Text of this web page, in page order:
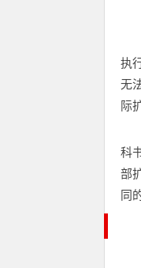
执
无
际
科
部
同